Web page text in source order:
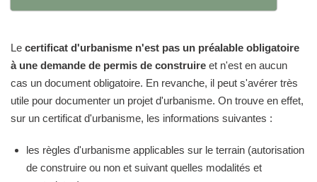
Le certificat d'urbanisme n'est pas un préalable obligatoire
à une demande de permis de construire et n'est en aucun
cas un document obligatoire. En revanche, il peut s'avérer très
utile pour documenter un projet d'urbanisme. On trouve en effet,
sur un certificat d'urbanisme, les informations suivantes :
les règles d'urbanisme applicables sur le terrain (autorisation
de construire ou non et suivant quelles modalités et